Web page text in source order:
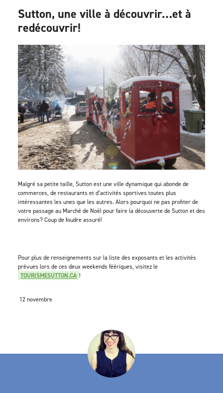
Sutton, une ville à découvrir…et à
redécouvrir!
Malgré sa petite taille, Sutton est une ville dynamique qui abonde de
commerces, de restaurants et d’activités sportives toutes plus
intéressantes les unes que les autres. Alors pourquoi ne pas profiter de
votre passage au Marché de Noël pour faire la découverte de Sutton et des
environs? Coup de foudre assuré!
Pour plus de renseignements sur la liste des exposants et les activités
prévues lors de ces deux weekends féériques, visitez le
TOURISMESUTTON.CA !
12 novembre